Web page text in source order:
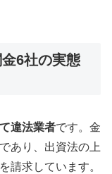
金6社の実態
違法業者です。金
あり、出資法の上
請求しています。